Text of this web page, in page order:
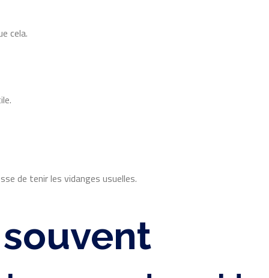
cela.
de tenir les vidanges usuelles.